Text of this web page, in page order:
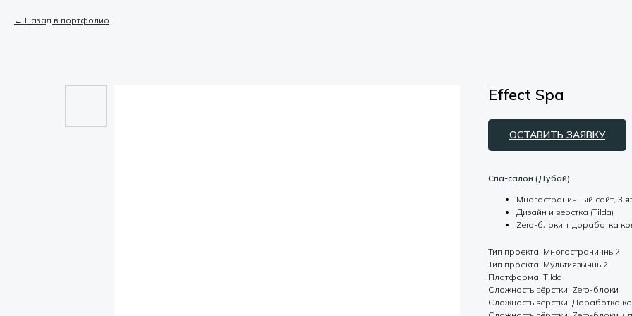
Назад в портфолио
Effect Spa
ОСТАВИТЬ ЗАЯВКУ
Спа-салон (Дубай)
Многостраничный сайт, 3
Дизайн и верстка (Tilda)
Zero-блоки + доработка
Тип проекта: Многостраничный
Тип проекта: Мультиязычный
Платформа: Tilda
Сложность вёрстки: Zero-блоки
Сложность вёрстки: Доработка